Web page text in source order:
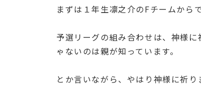
まずは１年生凛之介のFチームからで
予選リーグの組み合わせは、神様
ゃないのは親が知っています。
とか言いながら、やはり神様に祈り